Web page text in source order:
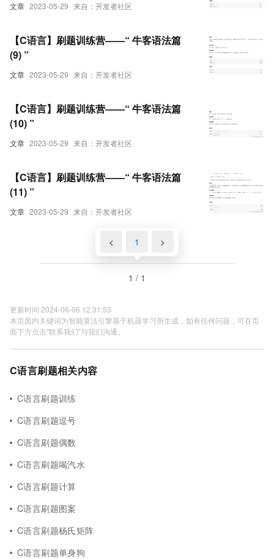
文章 2023-05-29 来自：开发者社区
文章 2023-05-29 来自：开发者社区
【C语言】刷题训练营——“ 牛客语法篇
(9) ”
文章 2023-05-29 来自：开发者社区
【C语言】刷题训练营——“ 牛客语法篇
(10) ”
文章 2023-05-29 来自：开发者社区
【C语言】刷题训练营——“ 牛客语法篇
(11) ”
< 1 >
1 / 1
更新时间 2024-06-06 12:31:53
本页面内关键词为智能算法引擎基于机器学习所生成，如有任何问题，可在页
面下方点击"联系我们"与我们沟通。
C语言刷题相关内容
C语言刷题训练
C语言刷题逗号
C语言刷题偶数
C语言刷题喝汽水
C语言刷题计算
C语言刷题图案
C语言刷题杨氏矩阵
C语言刷题单身狗